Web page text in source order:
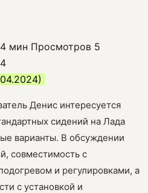
4 мин Просмотров 5
Денис интересуется
сидений на Лада
варианты. В обсуждении
совместимость с
и регулировками, а
с установкой и